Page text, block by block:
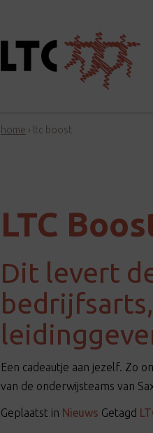
home › ltc boost
LTC
Dit levert
Een cadeautje aan jezelf. Zo
van de onderwijsteams van
Geplaatst in Nieuws Getagd